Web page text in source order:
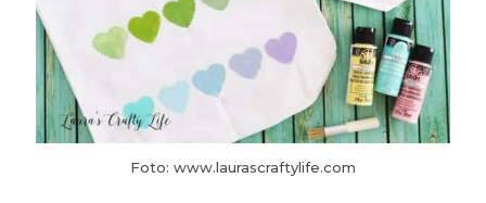
Foto: www.laurascraftylife.com